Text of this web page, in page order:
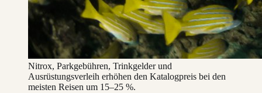
Nitrox, Parkgebühren, Trinkgelder und
Ausrüstungsverleih erhöhen den Katalogpreis bei den
meisten Reisen um 15–25 %.